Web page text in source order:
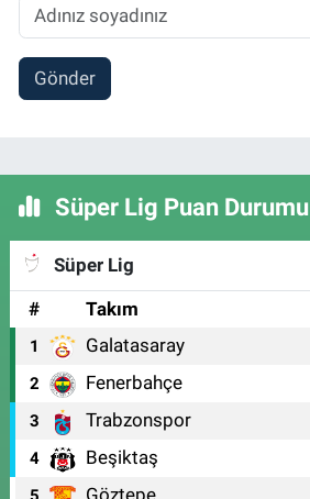
Gönder
Süper Lig Puan Durumu
Süper Lig
#
Takım
1 Galatasaray
2 Fenerbahçe
3 Trabzonspor
4 Beşiktaş